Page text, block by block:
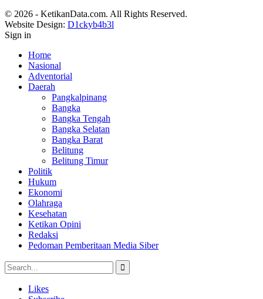
© 2026 - KetikanData.com. All Rights Reserved.
Website Design: D1ckyb4b3l
Sign in
Home
Nasional
Adventorial
Daerah
Pangkalpinang
Bangka
Bangka Tengah
Bangka Selatan
Bangka Barat
Belitung
Belitung Timur
Politik
Hukum
Ekonomi
Olahraga
Kesehatan
Ketikan Opini
Redaksi
Pedoman Pemberitaan Media Siber
Likes